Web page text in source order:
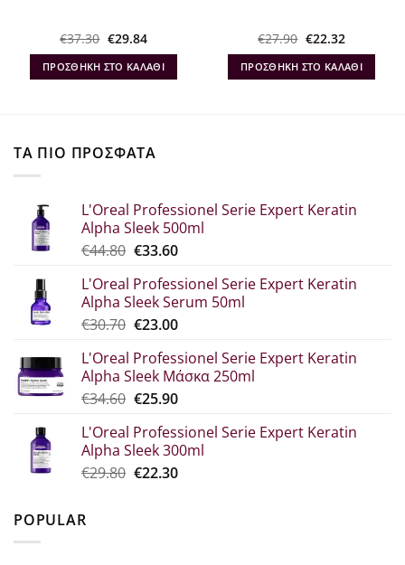
€37.30 Original
price
was:
€37.30.
€29.84Η
τρέχουσα
τιμή
είναι:
€29.84.
ΠΡΟΣΘΉΚΗ ΣΤΟ ΚΑΛΆΘΙ
€27.90 Original
price
was:
€27.90.
€22.32Η
τρέχουσα
τιμή
είναι:
€22.32.
ΠΡΟΣΘΉΚΗ ΣΤΟ ΚΑΛΆΘΙ
ΤΑ ΠΙΟ ΠΡΟΣΦΑΤΑ
L'Oreal Professionel Serie Expert Keratin
Alpha Sleek 500ml
€44.80 Original
was:
€44.80.
€33.60Η
τιμή
είναι:
€33.60.
L'Oreal Professionel Serie Expert Keratin
Alpha Sleek Serum 50ml
€30.70 Original
was:
€30.70.
€23.00Η
τιμή
είναι:
€23.00.
L'Oreal Professionel Serie Expert Keratin
Alpha Sleek Μάσκα 250ml
€34.60 Original
was:
€34.60.
€25.90Η
τιμή
είναι:
€25.90.
L'Oreal Professionel Serie Expert Keratin
Alpha Sleek 300ml
€29.80 Original
€22.30Η
POPULAR